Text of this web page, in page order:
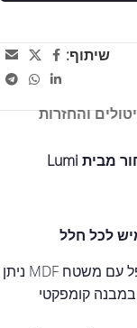
שיתוף:
והחזרות
ה־FMT02-06 מבית LUMI משלב עיצוב מתקפל עם משטח MDF ניתן
במבנה קומפקטי